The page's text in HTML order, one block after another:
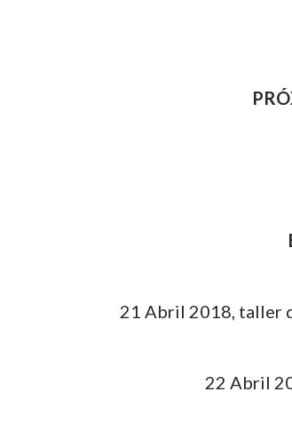
21 Abril 2018, taller
22 Abril